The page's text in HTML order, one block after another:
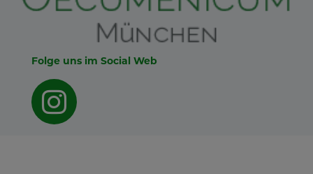
Folge uns im Social Web